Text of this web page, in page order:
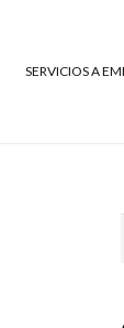
SERVICIOS A